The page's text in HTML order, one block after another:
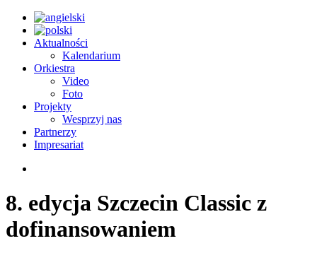
Aktualności
Kalendarium
Orkiestra
Video
Foto
Projekty
Wesprzyj nas
Partnerzy
Impresariat
8. edycja Szczecin Classic z
dofinansowaniem